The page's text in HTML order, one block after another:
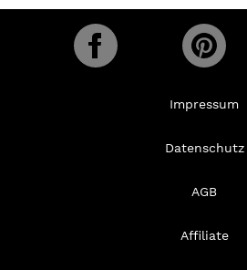
Impressum
Datenschutz
AGB
Affiliate